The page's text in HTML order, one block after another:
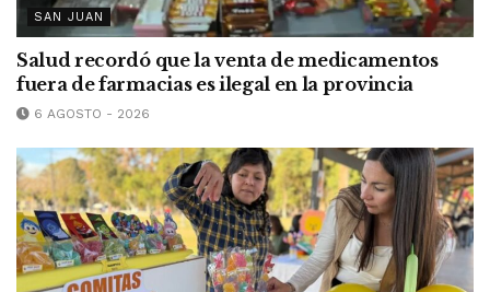
SAN JUAN
Salud recordó que la venta de medicamentos
fuera de farmacias es ilegal en la provincia
6 AGOSTO - 2026